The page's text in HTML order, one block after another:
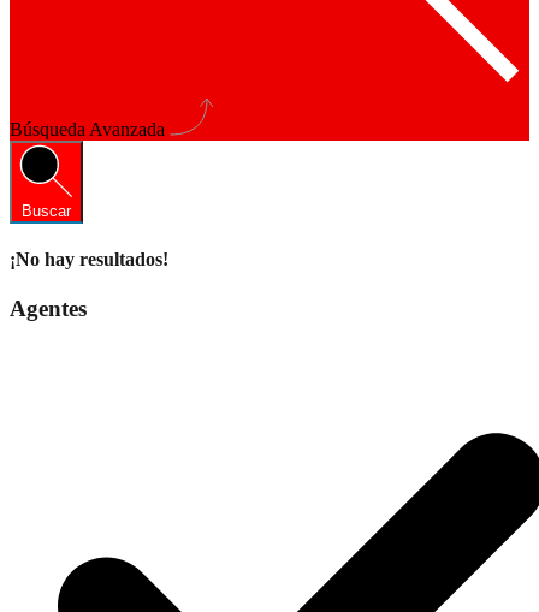
Búsqueda Avanzada
Buscar
¡No hay resultados!
Agentes